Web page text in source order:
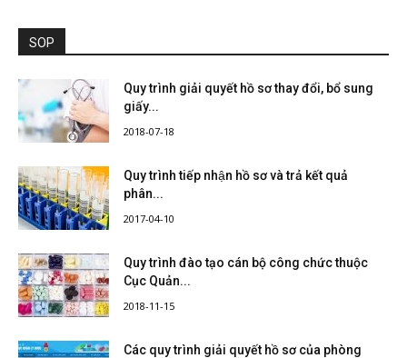
SOP
Quy trình giải quyết hồ sơ thay đổi, bổ sung
giấy...
2018-07-18
Quy trình tiếp nhận hồ sơ và trả kết quả
phân...
2017-04-10
Quy trình đào tạo cán bộ công chức thuộc
Cục Quản...
2018-11-15
Các quy trình giải quyết hồ sơ của phòng